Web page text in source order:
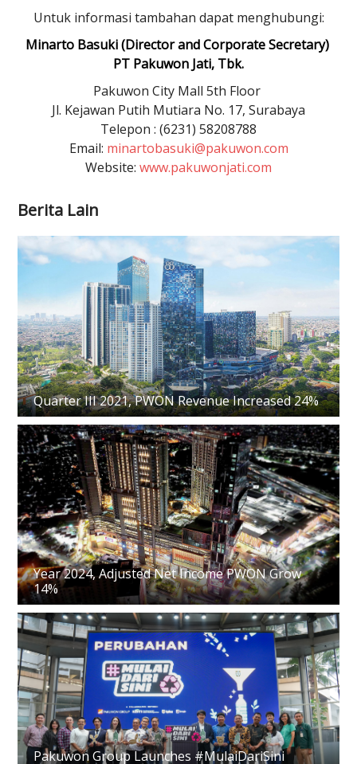
Untuk informasi tambahan dapat menghubungi:
Minarto Basuki (Director and Corporate Secretary)
PT Pakuwon Jati, Tbk.
Pakuwon City Mall 5th Floor
Jl. Kejawan Putih Mutiara No. 17, Surabaya
Telepon : (6231) 58208788
Email: minartobasuki@pakuwon.com
Website: www.pakuwonjati.com
Berita Lain
Quarter III 2021, PWON Revenue Increased 24%
Year 2024, Adjusted Net Income PWON Grow
14%
Pakuwon Group Launches #MulaiDariSini